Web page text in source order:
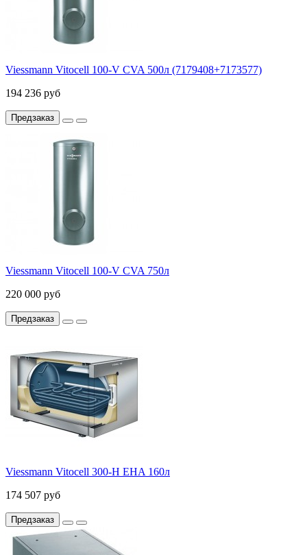
Viessmann Vitocell 100-V CVA 500л (7179408+7173577)
194 236 руб
Предзаказ
Viessmann Vitocell 100-V CVA 750л
220 000 руб
Предзаказ
Viessmann Vitocell 300-H EHA 160л
174 507 руб
Предзаказ